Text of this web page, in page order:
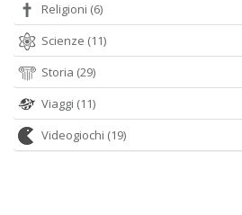
Religioni (6)
Scienze (11)
Storia (29)
Viaggi (11)
Videogiochi (19)